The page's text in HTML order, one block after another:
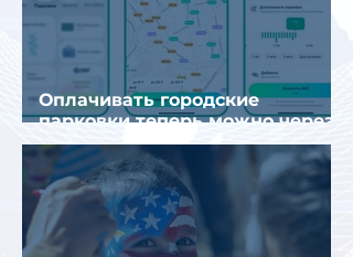
Оплачивать городские
парковки теперь можно через
Яндекс Go и «Заправки»